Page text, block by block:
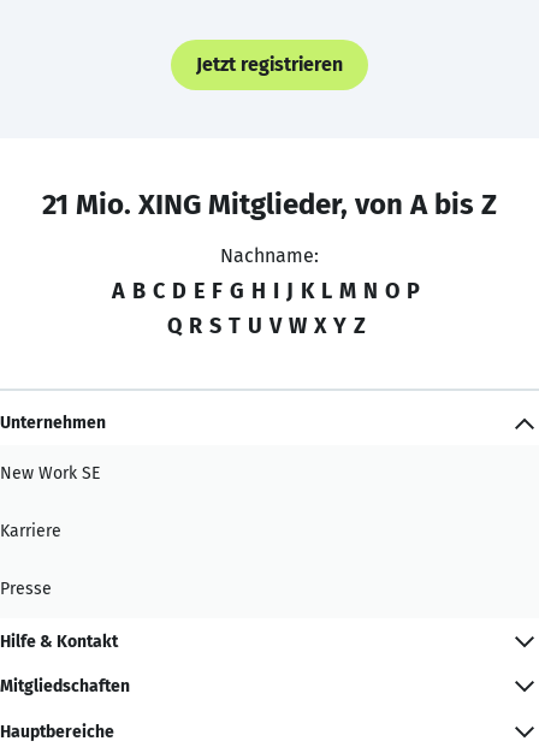
Jetzt registrieren
21 Mio. XING Mitglieder, von A bis Z
Nachname:
A B C D E F G H I J K L M N O P
Q R S T U V W X Y Z
Unternehmen
New Work SE
Karriere
Presse
Hilfe & Kontakt
Mitgliedschaften
Hauptbereiche